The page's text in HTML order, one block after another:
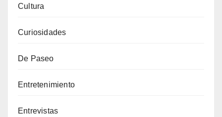
Cultura
Curiosidades
De Paseo
Entretenimiento
Entrevistas